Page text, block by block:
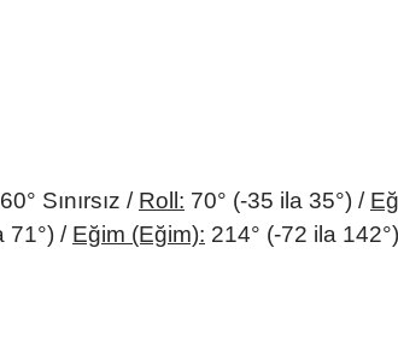
Sınırsız / Roll: 70° (-35 ila 35°) /
71°) / Eğim (Eğim): 214° (-72 ila 142°)